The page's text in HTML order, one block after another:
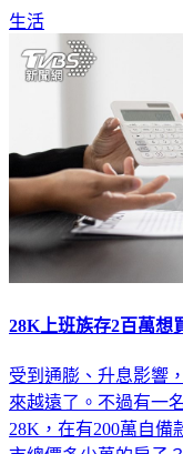
生活
28K上班族存2百萬想
受到通膨、升息影響
來越遠了。不過有一
28K，在有200萬自備